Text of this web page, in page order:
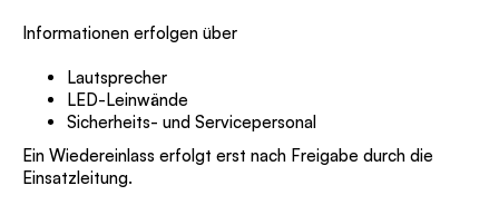
Informationen erfolgen über
Lautsprecher
LED-Leinwände
Sicherheits- und Servicepersonal
Ein Wiedereinlass erfolgt erst nach Freigabe durch die
Einsatzleitung.